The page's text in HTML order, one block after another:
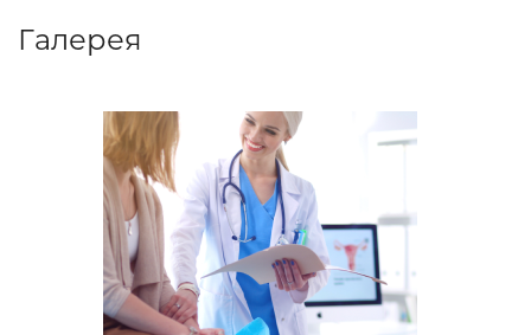
Галерея